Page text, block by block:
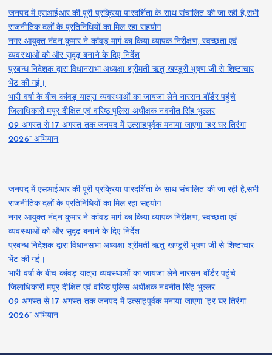
जनपद में एसआईआर की पूरी प्रक्रिया पारदर्शिता के साथ संचालित की जा रही है,सभी
राजनीतिक दलों के प्रतिनिधियों का मिल रहा सहयोग
नगर आयुक्त नंदन कुमार ने कांवड़ मार्ग का किया व्यापक निरीक्षण, स्वच्छता एवं
व्यवस्थाओं को और सुदृढ़ बनाने के दिए निर्देश
प्रबन्ध निदेशक द्वारा विधानसभा अध्यक्षा श्रीमती ऋतु खण्डूरी भूषण जी से शिष्टाचार
भेंट की गई।
भारी वर्षा के बीच कांवड़ यात्रा व्यवस्थाओं का जायजा लेने नारसन बॉर्डर पहुंचे
जिलाधिकारी मयूर दीक्षित एवं वरिष्ठ पुलिस अधीक्षक नवनीत सिंह भुल्लर
09 अगस्त से 17 अगस्त तक जनपद में उत्साहपूर्वक मनाया जाएगा “हर घर तिरंगा
2026” अभियान
जनपद में एसआईआर की पूरी प्रक्रिया पारदर्शिता के साथ संचालित की जा रही है,सभी
राजनीतिक दलों के प्रतिनिधियों का मिल रहा सहयोग
नगर आयुक्त नंदन कुमार ने कांवड़ मार्ग का किया व्यापक निरीक्षण, स्वच्छता एवं
व्यवस्थाओं को और सुदृढ़ बनाने के दिए निर्देश
प्रबन्ध निदेशक द्वारा विधानसभा अध्यक्षा श्रीमती ऋतु खण्डूरी भूषण जी से शिष्टाचार
भेंट की गई।
भारी वर्षा के बीच कांवड़ यात्रा व्यवस्थाओं का जायजा लेने नारसन बॉर्डर पहुंचे
जिलाधिकारी मयूर दीक्षित एवं वरिष्ठ पुलिस अधीक्षक नवनीत सिंह भुल्लर
09 अगस्त से 17 अगस्त तक जनपद में उत्साहपूर्वक मनाया जाएगा “हर घर तिरंगा
2026” अभियान